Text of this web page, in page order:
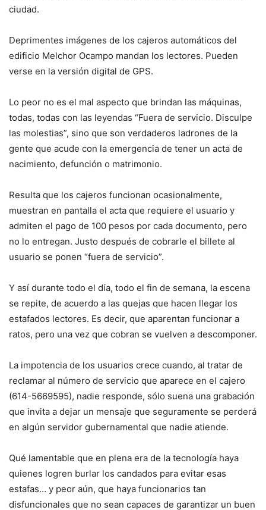
ciudad.
Deprimentes imágenes de los cajeros automáticos del
edificio Melchor Ocampo mandan los lectores. Pueden
verse en la versión digital de GPS.
Lo peor no es el mal aspecto que brindan las máquinas,
todas, todas con las leyendas “Fuera de servicio. Disculpe
las molestias”, sino que son verdaderos ladrones de la
gente que acude con la emergencia de tener un acta de
nacimiento, defunción o matrimonio.
Resulta que los cajeros funcionan ocasionalmente,
muestran en pantalla el acta que requiere el usuario y
admiten el pago de 100 pesos por cada documento, pero
no lo entregan. Justo después de cobrarle el billete al
usuario se ponen “fuera de servicio”.
Y así durante todo el día, todo el fin de semana, la escena
se repite, de acuerdo a las quejas que hacen llegar los
estafados lectores. Es decir, que aparentan funcionar a
ratos, pero una vez que cobran se vuelven a descomponer.
La impotencia de los usuarios crece cuando, al tratar de
reclamar al número de servicio que aparece en el cajero
(614-5669595), nadie responde, sólo suena una grabación
que invita a dejar un mensaje que seguramente se perderá
en algún servidor gubernamental que nadie atiende.
Qué lamentable que en plena era de la tecnología haya
quienes logren burlar los candados para evitar esas
estafas… y peor aún, que haya funcionarios tan
disfuncionales que no sean capaces de garantizar un buen